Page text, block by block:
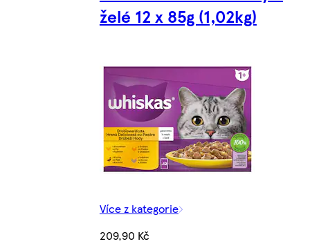
želé 12 x 85g (1,02kg)
Více z kategorie
209,90 Kč